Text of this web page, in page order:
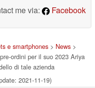
me via:
Facebook
e smartphones > News >
ordini per il suo 2023 Ariya
di tale azienda
2021-11-19)